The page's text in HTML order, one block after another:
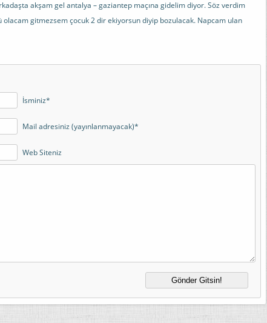
akşam gel antalya – gaziantep maçına gidelim diyor. Söz verdim
gitmezsem çocuk 2 dir ekiyorsun diyip bozulacak. Napcam ulan
İsminiz*
Mail adresiniz (yayınlanmayacak)*
Web Siteniz